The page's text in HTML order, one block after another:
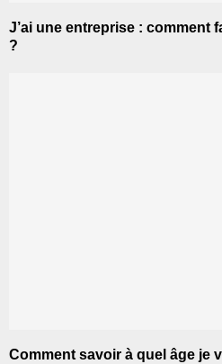
J’ai une entreprise : comment
?
Comment savoir à quel âge je